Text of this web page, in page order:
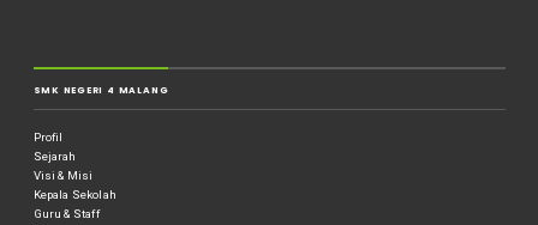
SMK NEGERI 4 MALANG
Profil
Sejarah
Visi & Misi
Kepala Sekolah
Guru & Staff